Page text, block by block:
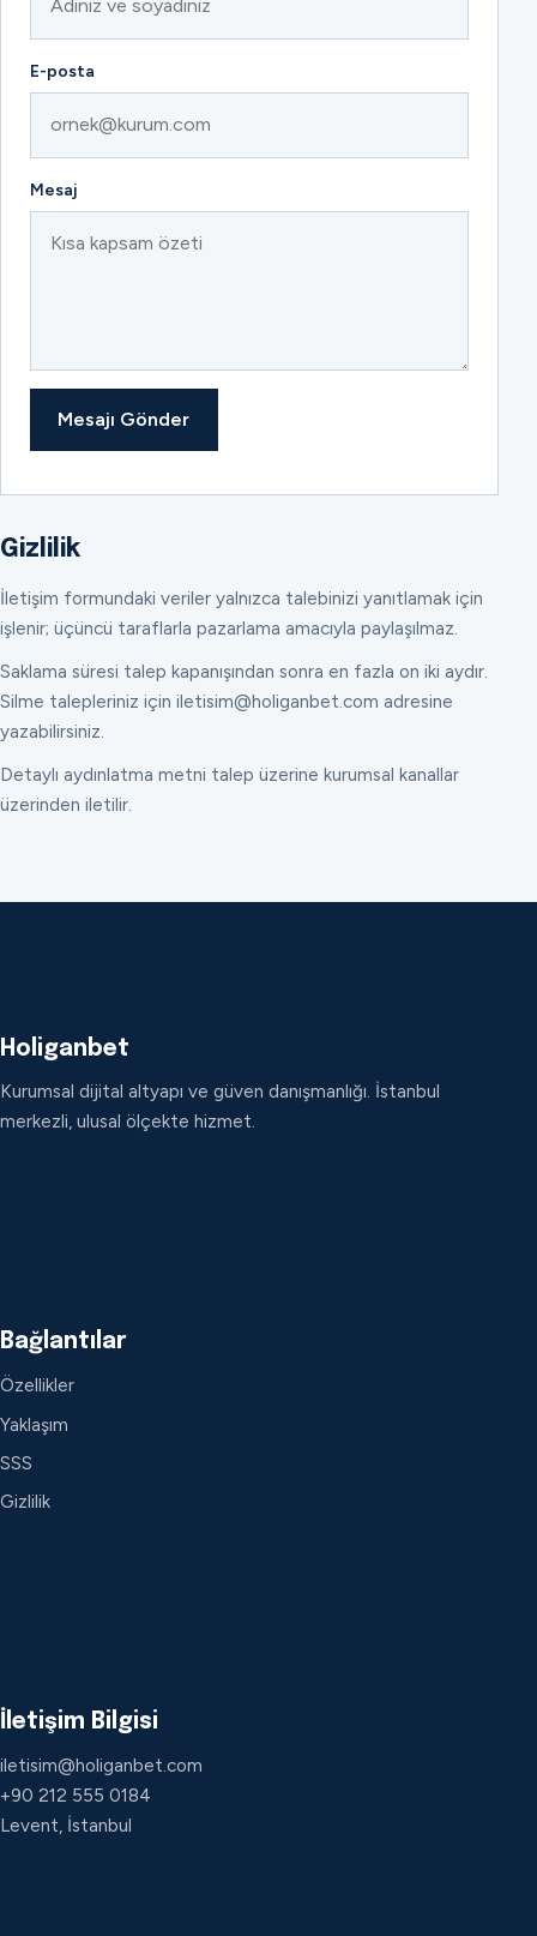
E-posta
Mesaj
Mesajı Gönder
Gizlilik
İletişim formundaki veriler yalnızca talebinizi yanıtlamak için
işlenir; üçüncü taraflarla pazarlama amacıyla paylaşılmaz.
Saklama süresi talep kapanışından sonra en fazla on iki aydır.
Silme talepleriniz için iletisim@holiganbet.com adresine
yazabilirsiniz.
Detaylı aydınlatma metni talep üzerine kurumsal kanallar
üzerinden iletilir.
Holiganbet
Kurumsal dijital altyapı ve güven danışmanlığı. İstanbul
merkezli, ulusal ölçekte hizmet.
Bağlantılar
Özellikler
Yaklaşım
SSS
Gizlilik
İletişim Bilgisi
iletisim@holiganbet.com
+90 212 555 0184
Levent, İstanbul